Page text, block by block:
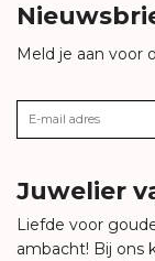
Meld je aan voor
Juwelier
Liefde voor
ambacht! Bij ons